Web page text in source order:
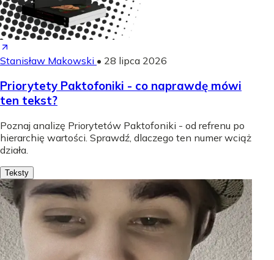
Stanisław Makowski • 28 lipca 2026
Priorytety Paktofoniki - co naprawdę mówi
ten tekst?
Poznaj analizę Priorytetów Paktofoniki - od refrenu po
hierarchię wartości. Sprawdź, dlaczego ten numer wciąż
działa.
Teksty